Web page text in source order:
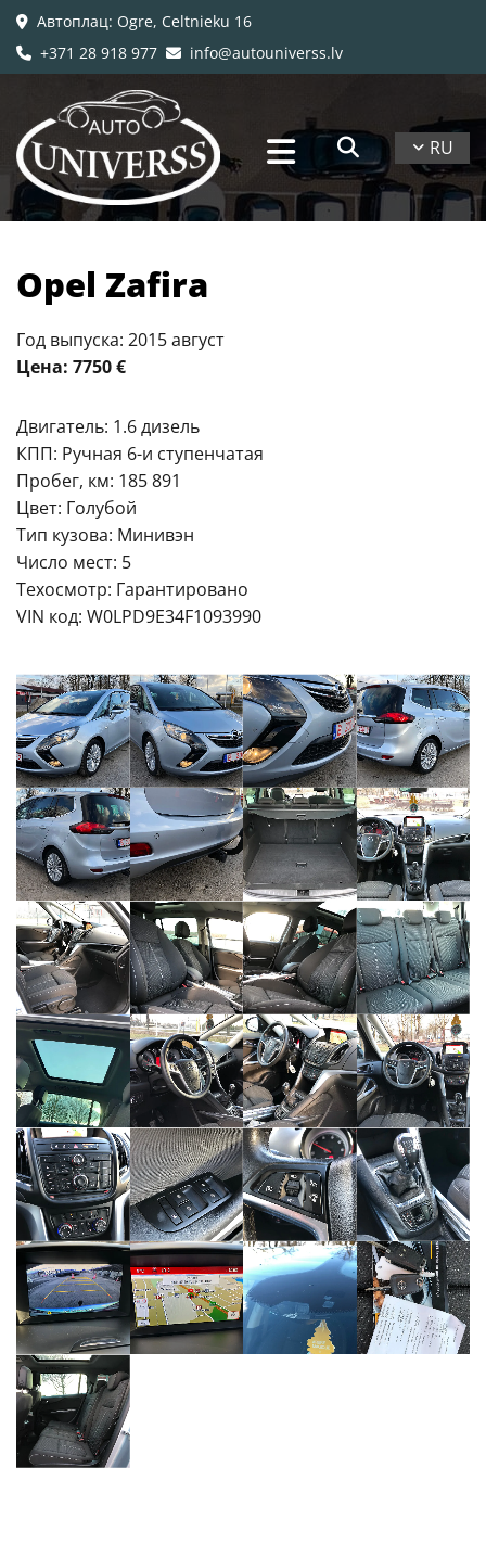
 Автоплац: Ogre, Celtnieku 16
 +371 28 918 977  info@autouniverss.lv
RU
Opel Zafira
Год выпуска: 2015 август
Цена: 7750 €
Двигатель: 1.6 дизель
КПП: Ручная 6-и ступенчатая
Пробег, км: 185 891
Цвет: Голубой
Тип кузова: Минивэн
Число мест: 5
Техосмотр: Гарантировано
VIN код: W0LPD9E34F1093990